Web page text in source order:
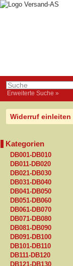
Erweiterte Suche »
Widerruf einleiten
Kategorien
DB001-DB010
DB011-DB020
DB021-DB030
DB031-DB040
DB041-DB050
DB051-DB060
DB061-DB070
DB071-DB080
DB081-DB090
DB091-DB100
DB101-DB110
DB111-DB120
DB121-DB130